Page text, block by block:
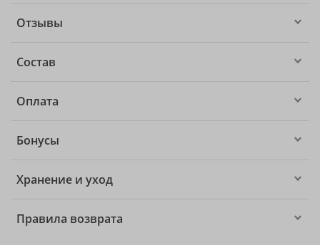
Отзывы
Состав
Оплата
Бонусы
Хранение и уход
Правила возврата